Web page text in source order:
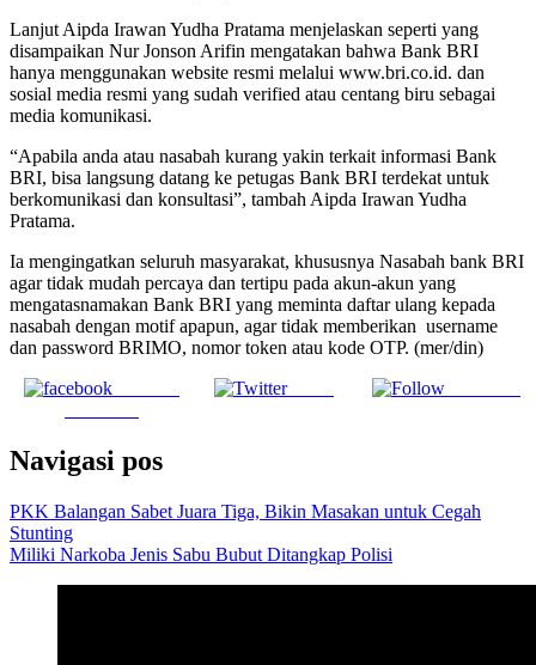
Lanjut Aipda Irawan Yudha Pratama menjelaskan seperti yang
disampaikan Nur Jonson Arifin mengatakan bahwa Bank BRI
hanya menggunakan website resmi melalui www.bri.co.id. dan
sosial media resmi yang sudah verified atau centang biru sebagai
media komunikasi.
“Apabila anda atau nasabah kurang yakin terkait informasi Bank
BRI, bisa langsung datang ke petugas Bank BRI terdekat untuk
berkomunikasi dan konsultasi”, tambah Aipda Irawan Yudha
Pratama.
Ia mengingatkan seluruh masyarakat, khususnya Nasabah bank BRI
agar tidak mudah percaya dan tertipu pada akun-akun yang
mengatasnamakan Bank BRI yang meminta daftar ulang kepada
nasabah dengan motif apapun, agar tidak memberikan username
dan password BRIMO, nomor token atau kode OTP. (mer/din)
Tweet
Navigasi pos
PKK Balangan Sabet Juara Tiga, Bikin Masakan untuk Cegah
Stunting
Miliki Narkoba Jenis Sabu Bubut Ditangkap Polisi